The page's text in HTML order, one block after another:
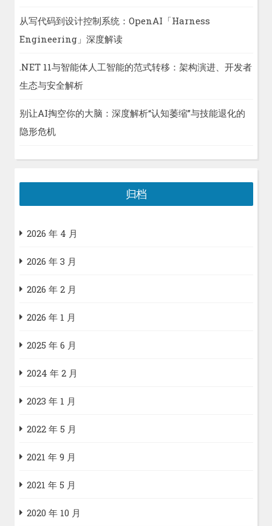
从写代码到设计控制系统：OpenAI「Harness
Engineering」深度解读
.NET 11与智能体人工智能的范式转移：架构演进、开发者
生态与安全解析
别让AI掏空你的大脑：深度解析“认知萎缩”与技能退化的
隐形危机
归档
2026 年 4 月
2026 年 3 月
2026 年 2 月
2026 年 1 月
2025 年 6 月
2024 年 2 月
2023 年 1 月
2022 年 5 月
2021 年 9 月
2021 年 5 月
2020 年 10 月